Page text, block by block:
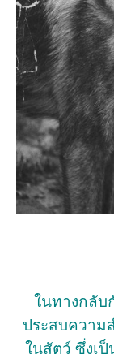
ในทางกลับ
ประสบความ
ในสัตว์ ซึ่งเ